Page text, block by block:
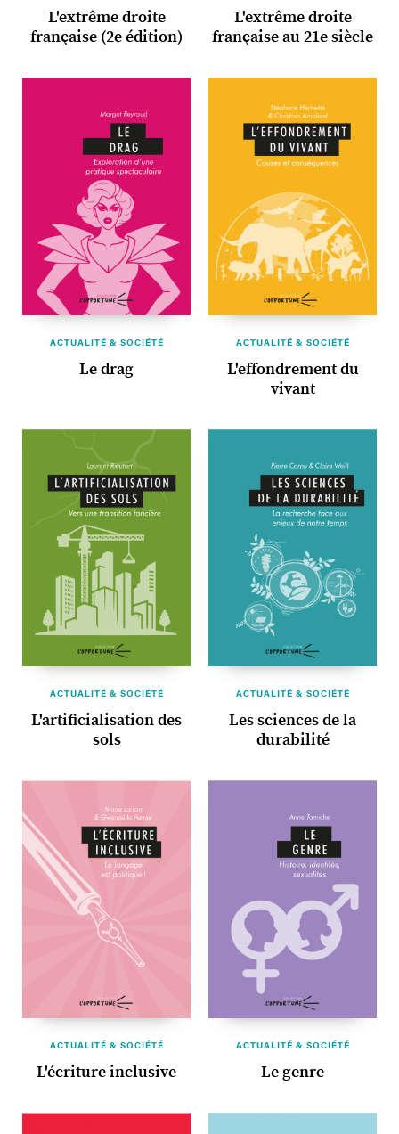
L'extrême droite
française (2e édition)
L'extrême droite
française au 21e siècle
ACTUALITÉ & SOCIÉTÉ
Le drag
ACTUALITÉ & SOCIÉTÉ
L'effondrement du
vivant
ACTUALITÉ & SOCIÉTÉ
L'artificialisation des
sols
ACTUALITÉ & SOCIÉTÉ
Les sciences de la
durabilité
ACTUALITÉ & SOCIÉTÉ
L'écriture inclusive
ACTUALITÉ & SOCIÉTÉ
Le genre